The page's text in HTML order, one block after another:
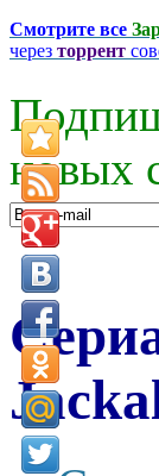
Смотрите все
через торрент
новых